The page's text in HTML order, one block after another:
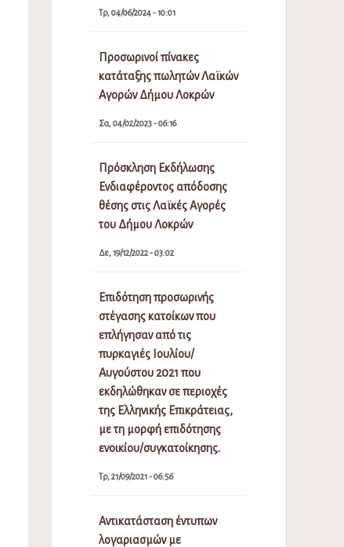
Τρ, 04/06/2024 - 10:01
Προσωρινοί πίνακες
κατάταξης πωλητών Λαϊκών
Αγορών Δήμου Λοκρών
Σα, 04/02/2023 - 06:16
Πρόσκληση Εκδήλωσης
Ενδιαφέροντος απόδοσης
θέσης στις Λαϊκές Αγορές
του Δήμου Λοκρών
Δε, 19/12/2022 - 03:02
Επιδότηση προσωρινής
στέγασης κατοίκων που
επλήγησαν από τις
πυρκαγιές Ιουλίου/
Αυγούστου 2021 που
εκδηλώθηκαν σε περιοχές
της Ελληνικής Επικράτειας,
με τη μορφή επιδότησης
ενοικίου/συγκατοίκησης.
Τρ, 21/09/2021 - 06:56
Αντικατάσταση έντυπων
λογαριασμών με